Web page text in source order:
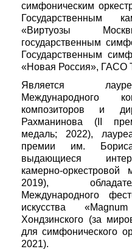
симфоническим
Государственным
«Виртуозы
государственным
Государственным
«Новая Россия», ГАСО
Является
Международного
композиторов и
Рахманинова (II
медаль; 2022),
премии им.
выдающиеся
камерно-
2019),
Международного
искусства
Хондзинского (за
для симфонического
2021).